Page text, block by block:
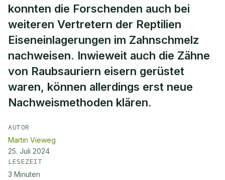
konnten die Forschenden auch bei
weiteren Vertretern der Reptilien
Eiseneinlagerungen im Zahnschmelz
nachweisen. Inwieweit auch die Zähne
von Raubsauriern eisern gerüstet
waren, können allerdings erst neue
Nachweismethoden klären.
AUTOR
Martin Vieweg
25. Juli 2024
LESEZEIT
3 Minuten